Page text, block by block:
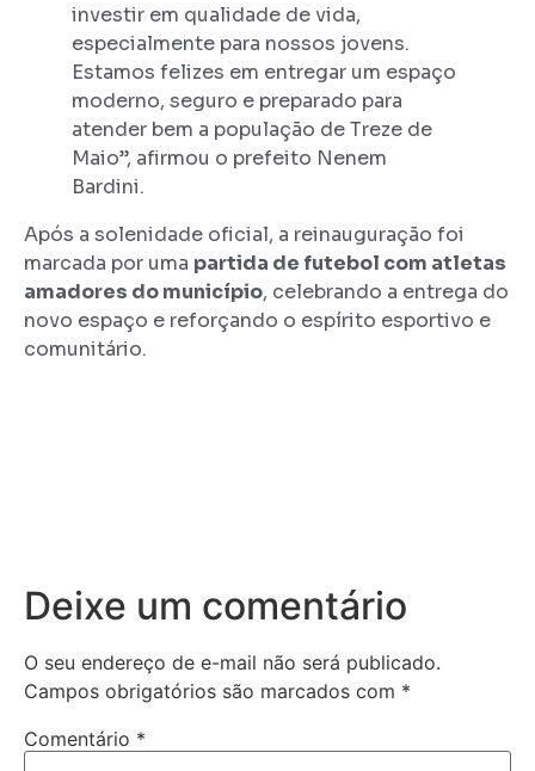
investir em qualidade de vida,
especialmente para nossos jovens.
Estamos felizes em entregar um espaço
moderno, seguro e preparado para
atender bem a população de Treze de
Maio”, afirmou o prefeito Nenem
Bardini.
Após a solenidade oficial, a reinauguração foi
marcada por uma partida de futebol com atletas
amadores do município, celebrando a entrega do
novo espaço e reforçando o espírito esportivo e
comunitário.
Deixe um comentário
O seu endereço de e-mail não será publicado.
Campos obrigatórios são marcados com *
Comentário *